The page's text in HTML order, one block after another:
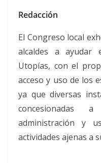
Redacción
El Congreso local
alcaldes a ayudar
Utopías, con el
acceso y uso de los
ya que diversas
concesionadas
administración y
actividades ajenas a